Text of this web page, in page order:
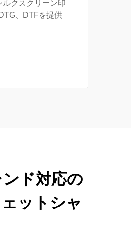
ルクスクリーン印
、DTFを提供
ド対応の
ットシャ